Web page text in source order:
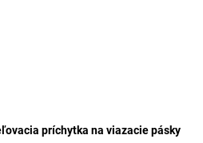
príchytka na viazacie pásky